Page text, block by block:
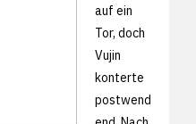
auf ein
Tor, doch
Vujin
konterte
postwend